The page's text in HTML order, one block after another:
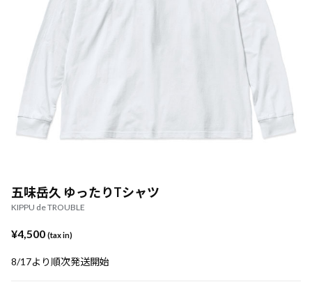
五味岳久 ゆったりTシャツ
KIPPU de TROUBLE
¥4,500 (tax in)
8/17より順次発送開始